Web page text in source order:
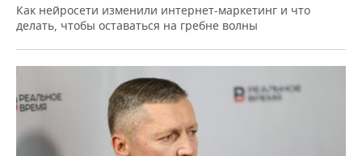
Как нейросети изменили интернет-маркетинг и что
делать, чтобы оставаться на гребне волны